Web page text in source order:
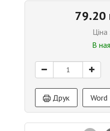
79.20
В
Друк Word